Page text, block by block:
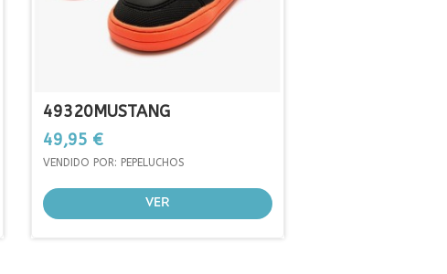
49320MUSTANG
Prezo
49,95 €
VENDIDO POR: PEPELUCHOS
VER